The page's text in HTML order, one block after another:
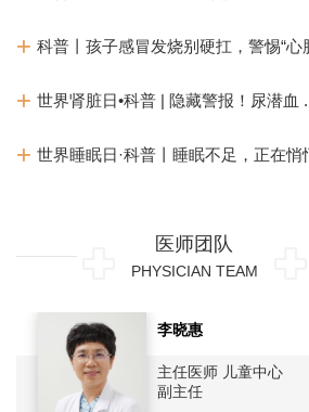
科普丨孩子感冒发烧别硬扛，警惕“心
世界肾脏日•科普 | 隐藏警报！尿潜血
世界睡眠日·科普丨睡眠不足，正在悄
医师团队
PHYSICIAN TEAM
李晓惠
主任医师 儿童中心
副主任